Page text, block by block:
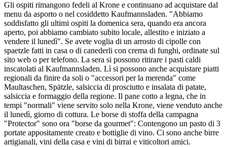
Gli ospiti rimangono fedeli al Krone e continuano ad acquistare dal
menu da asporto o nel cosiddetto Kaufmannsladen. "Abbiamo
soddisfatto gli ultimi ospiti la domenica sera, quando era ancora
aperto, poi abbiamo cambiato subito locale, allestito e iniziato a
vendere il lunedì". Se avete voglia di un arrosto di cipolle con
spaetzle fatti in casa o di canederli con crema di funghi, ordinate sul
sito web o per telefono. La sera si possono ritirare i pasti caldi
inscatolati al Kaufmannsladen. Lì si possono anche acquistare piatti
regionali da finire da soli o "accessori per la merenda" come
Maultaschen, Spätzle, salsiccia di prosciutto e insalata di patate,
salsiccia e formaggio della regione. Il pane cotto a legna, che in
tempi "normali" viene servito solo nella Krone, viene venduto anche
il lunedì, giorno di cottura. Le borse di stoffa della campagna
"Protector" sono ora "borse da gourmet": Contengono un pasto di 3
portate appositamente creato e bottiglie di vino. Ci sono anche birre
artigianali, vini della casa e vini di birrai e viticoltori amici.